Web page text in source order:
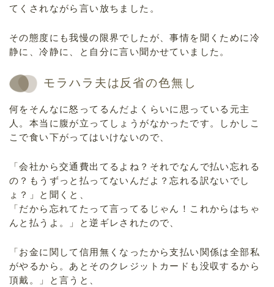
てくされながら言い放ちました。
その態度にも我慢の限界でしたが、事情を聞くために冷
静に、冷静に、と自分に言い聞かせていました。
モラハラ夫は反省の色無し
何をそんなに怒ってるんだよくらいに思っている元主
人。本当に腹が立ってしょうがなかったです。しかしこ
こで食い下がってはいけないので、
「会社から交通費出てるよね？それでなんで払い忘れる
の？もうずっと払ってないんだよ？忘れる訳ないでし
ょ？」と聞くと、
「だから忘れてたって言ってるじゃん！これからはちゃ
んと払うよ。」と逆ギレされたので、
「お金に関して信用無くなったから支払い関係は全部私
がやるから。あとそのクレジットカードも没収するから
頂戴。」と言うと、